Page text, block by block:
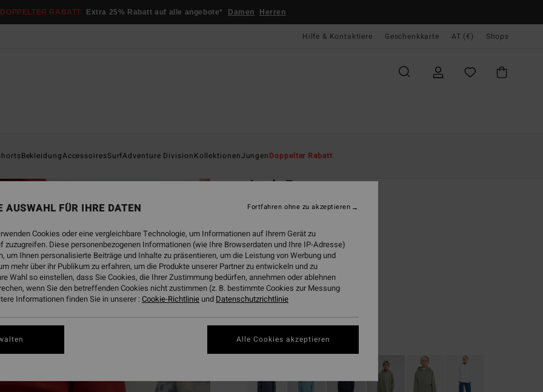
DOPPELTER RABATT Extra 25% Rabatt auf alle angebote* Damen Herren
Hilfe & Kontaktiere Geschenkkarte AT (€) Shops
BekleidungAccessoiresSurfAdventure DivisionKollektionenJungenDoppelter Rabatt
Arch Po
Jungen 8-16 Rot Sweatshirt
ECO-BONUS
€ 49,95
63%
€ 18,73
SALE
DOPPELTER RABATT EXTRA 25%
FarbeBrick
AUSWAHL FÜR IHRE DATEN
Cookies oder eine vergleichbare Technologie, um Informationen auf Ihrem Gerät zu
zuzugreifen. Diese personenbezogenen Informationen (wie Ihre Browserdaten und Ihre IP-Adresse)
um Ihnen personalisierte Beiträge und Inhalte zu präsentieren, um die Leistung von Werbung und
mehr über ihr Publikum zu erfahren, um die Produkte unserer Partner zu entwickeln und zu
Wahl so einstellen, dass Sie Cookies, die Ihrer Zustimmung bedürfen, annehmen oder ablehnen
wenn Sie den betreffenden Cookies nicht zustimmen (z. B. bestimmte Cookies zur Messung
Informationen finden Sie in unserer :Cookie-Richtlinie und Datenschutzrichtlinie
Fortfahren ohne zu akzeptieren
Alle Cookies akzeptieren